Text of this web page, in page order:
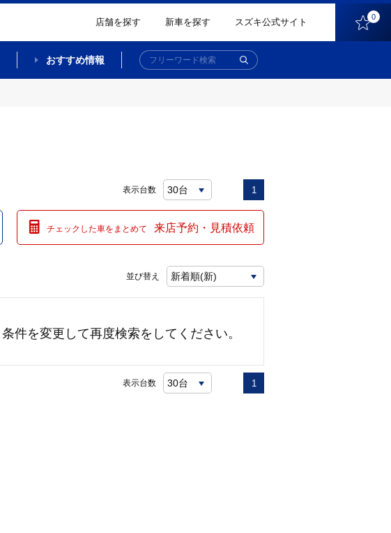
店舗を探す 新車を探す スズキ公式サイト 0
おすすめ情報
表示台数 1
チェックした車をまとめて 来店予約・見積依頼
並び替え
条件を変更して再度検索をしてください。
表示台数 1